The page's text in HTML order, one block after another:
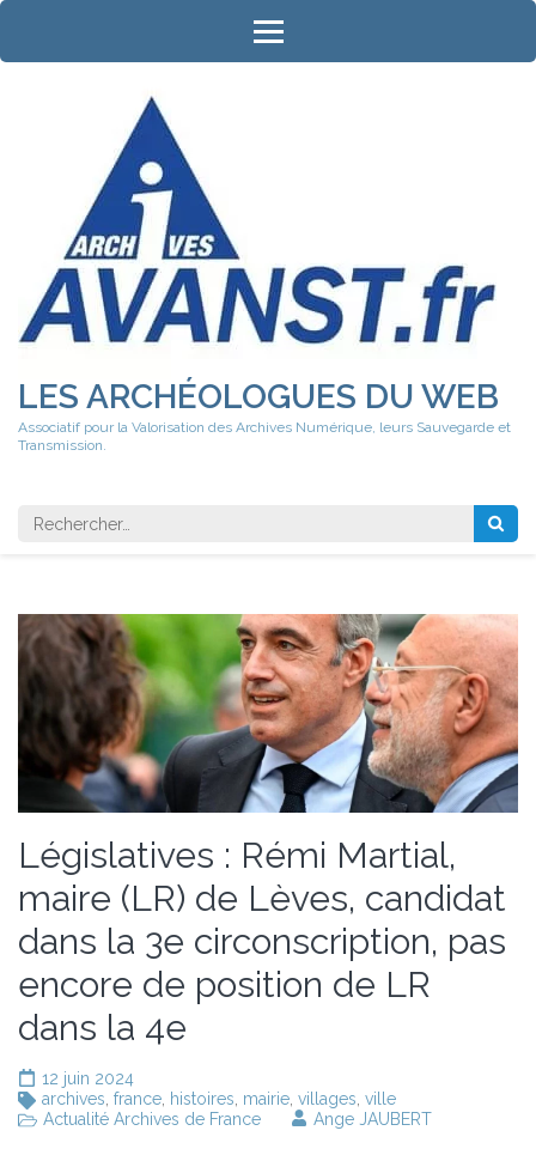
Aller
contenu
LES ARCHÉOLOGUES DU WEB
Associatif pour la Valorisation des Archives Numérique, leurs Sauvegarde et
Transmission.
Rechercher
Législatives : Rémi Martial,
maire (LR) de Lèves, candidat
dans la 3e circonscription, pas
encore de position de LR
dans la 4e
12 juin 2024
archives france histoires mairie villages ville
Actualité Archives de France
Ange JAUBERT